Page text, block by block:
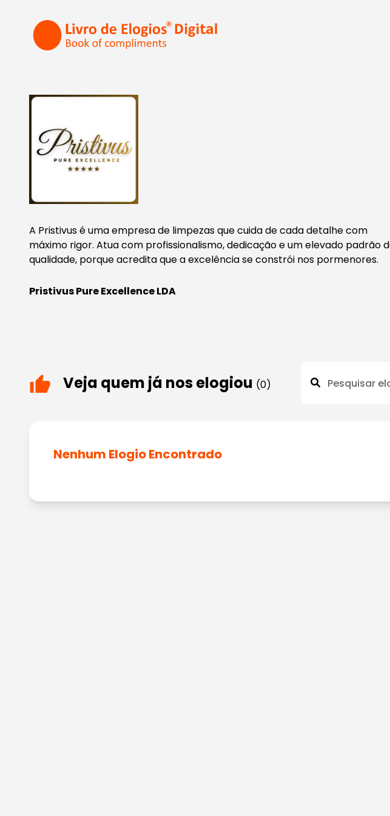
A Pristivus é uma empresa de limpezas que cuida de cada detalhe com
máximo rigor. Atua com profissionalismo, dedicação e um elevado padrão
qualidade, porque acredita que a excelência se constrói nos pormenores.
Pristivus Pure Excellence LDA
Veja quem já nos elogiou (0)
Nenhum Elogio Encontrado